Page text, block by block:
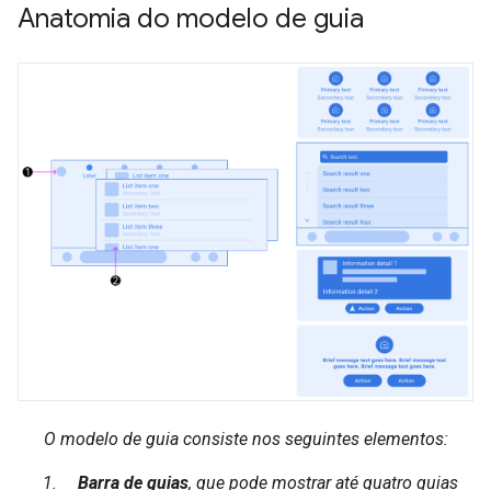
Anatomia do modelo de guia
O modelo de guia consiste nos seguintes elementos:
Barra de guias, que pode mostrar até quatro guias